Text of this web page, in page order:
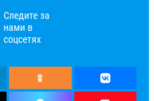
Следите за
нами в
соцсетях